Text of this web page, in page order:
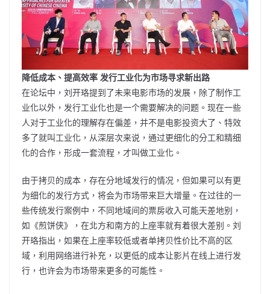
降低成本、提高效率 发行工业化为市场寻求新出路
在论坛中，刘开珞提到了未来电影市场的发展，除了制作工
业化以外，发行工业化也是一个需要解决的问题。现在一些
人对于工业化的理解存在偏差，并不是电影投资大了、特效
多了就叫工业化，从深层次来说，通过更细化的分工和精细
化的合作，形成一套流程，才叫做工业化。
由于拷贝的成本，存在分地域发行的情况，但如果可以有更
为细化的发行方式，将会为市场带来巨大增量。在过往的一
些传统发行案例中，不同地域间的票房收入可能天差地别，
如《煎饼侠》，在北方和南方的上座率就有着很大差别。刘
开珞指出，如果在上座率较低或者单拷贝性价比不高的区
域，利用网络进行补充，以更低的成本让影片在线上进行发
行，也许会为市场带来更多的可能性。